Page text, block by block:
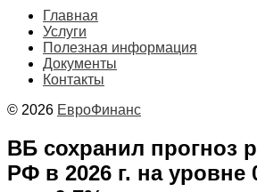
Главная
Услуги
Полезная информация
Документы
Контакты
© 2026 ЕвроФинанс
ВБ сохранил прогноз
РФ в 2026 г. на уровне